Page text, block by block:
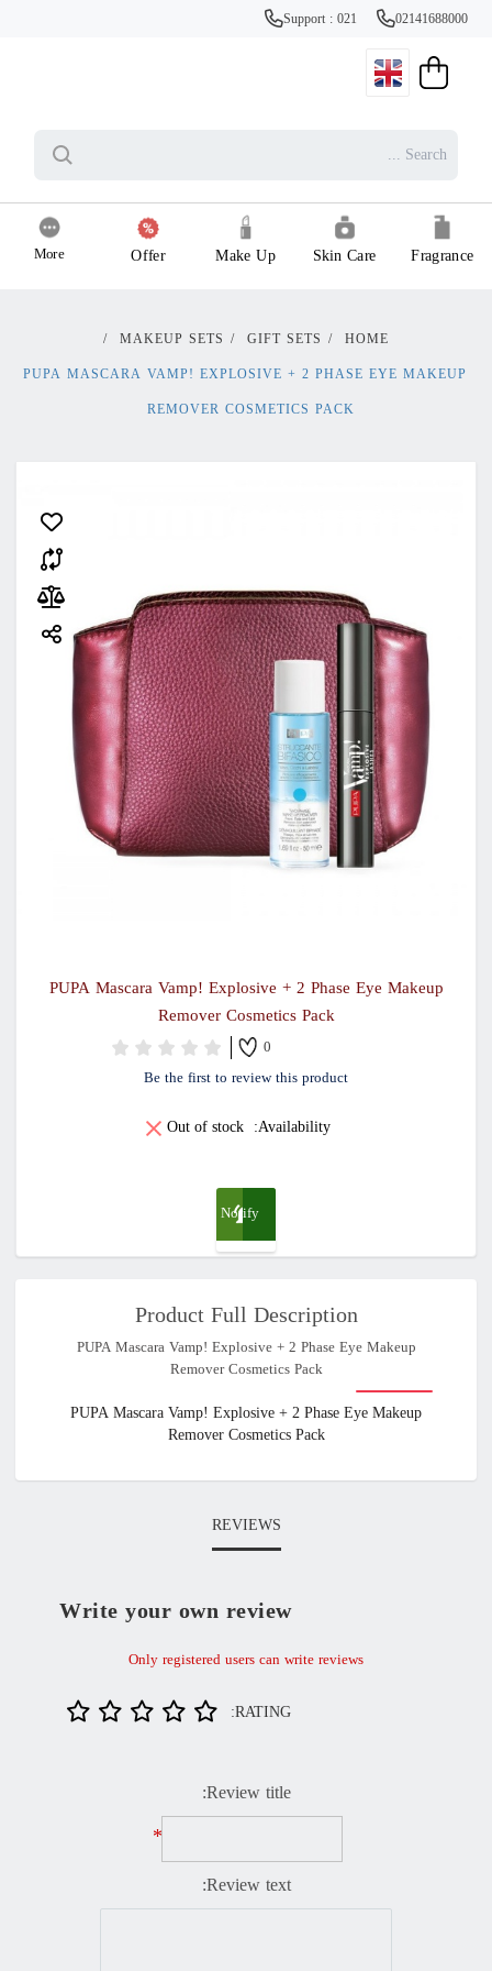
Support : 021 02141688000
Fragrance
Skin Care
Make Up
Offer
More
HOME
/
GIFT SETS
/
MAKEUP SETS
/
PUPA MASCARA VAMP! EXPLOSIVE + 2 PHASE EYE MAKEUP
REMOVER COSMETICS PACK
PUPA Mascara Vamp! Explosive + 2 Phase Eye Makeup
Remover Cosmetics Pack
0
Be the first to review this product
Availability:
Out of stock
Notify
when
available
Product Full Description
PUPA Mascara Vamp! Explosive + 2 Phase Eye Makeup
Remover Cosmetics Pack
PUPA Mascara Vamp! Explosive + 2 Phase Eye Makeup
Remover Cosmetics Pack
REVIEWS
Write your own review
Only registered users can write reviews
RATING:
Review title:
*
Review text: